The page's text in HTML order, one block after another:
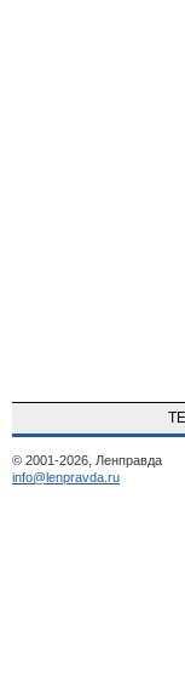
© 2001-2026, Ленправда
info@lenpravda.ru